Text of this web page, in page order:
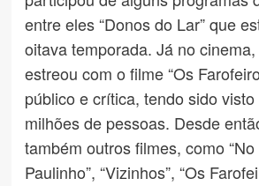
entre eles “Donos do Lar” que
oitava temporada. Já no
estreou com o filme “Os
público e crítica, tendo sido
milhões de pessoas. Desde
também outros filmes, como
Paulinho”, “Vizinhos”, “Os